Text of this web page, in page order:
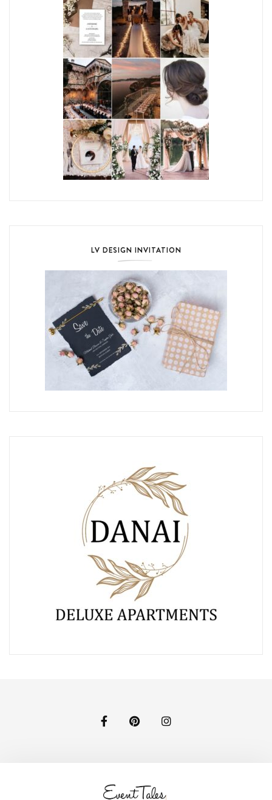
LV DESIGN INVITATION